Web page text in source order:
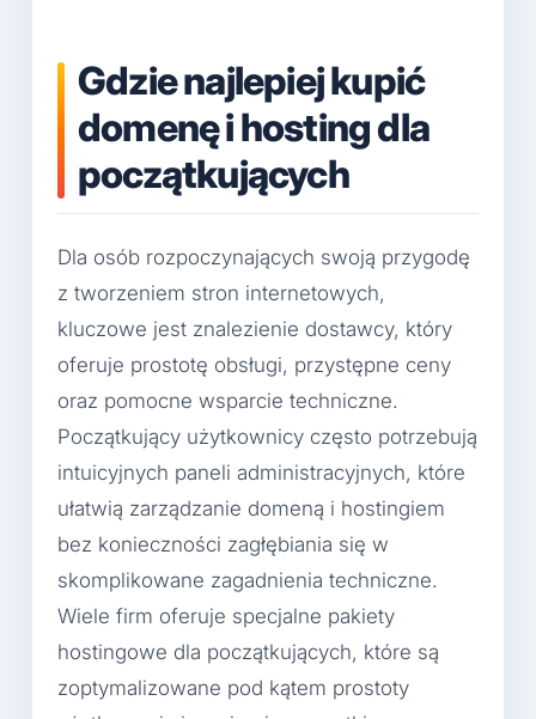
Gdzie najlepiej kupić
domenę i hosting dla
początkujących
Dla osób rozpoczynających swoją przygodę
z tworzeniem stron internetowych,
kluczowe jest znalezienie dostawcy, który
oferuje prostotę obsługi, przystępne ceny
oraz pomocne wsparcie techniczne.
Początkujący użytkownicy często potrzebują
intuicyjnych paneli administracyjnych, które
ułatwią zarządzanie domeną i hostingiem
bez konieczności zagłębiania się w
skomplikowane zagadnienia techniczne.
Wiele firm oferuje specjalne pakiety
hostingowe dla początkujących, które są
zoptymalizowane pod kątem prostoty